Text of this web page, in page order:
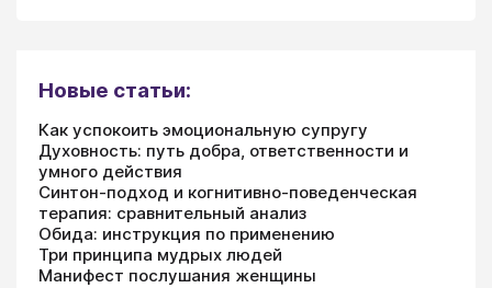
Новые статьи:
Как успокоить эмоциональную супругу
Духовность: путь добра, ответственности и
умного действия
Синтон-подход и когнитивно-поведенческая
терапия: сравнительный анализ
Обида: инструкция по применению
Три принципа мудрых людей
Манифест послушания женщины